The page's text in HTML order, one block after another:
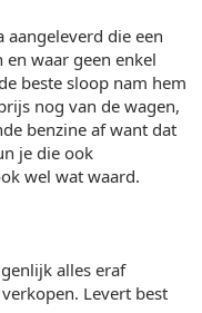
aangeleverd die een
waar geen enkel
beste sloop nam hem
nog van de wagen,
benzine af want dat
je die ook
wel wat waard.
alles eraf
Levert best